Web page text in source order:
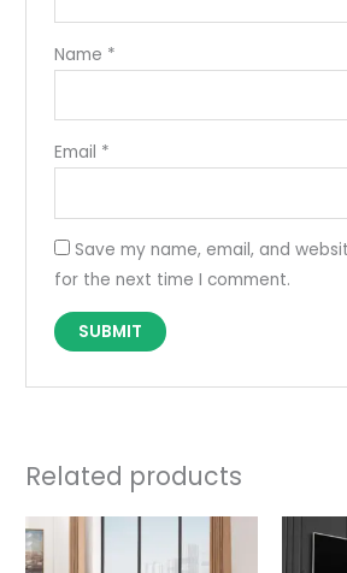
Name *
Email *
Save my name, email, and
for the next time I comment.
Related products